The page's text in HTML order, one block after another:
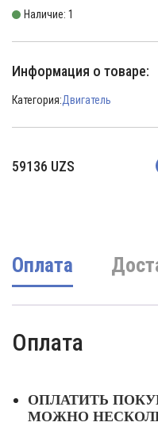
Наличие: 1
Информация о товаре:
Категория:Двигатель
59136 UZS
Оплата
Оплата
ОПЛАТИТЬ
МОЖНО